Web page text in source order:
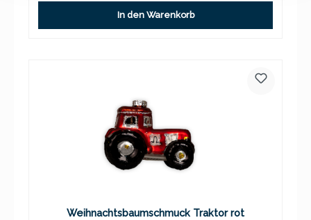
In den Warenkorb
Weihnachtsbaumschmuck Traktor rot